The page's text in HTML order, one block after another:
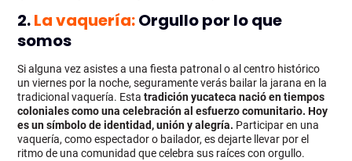
2.La vaquería:Orgullo por lo que
somos
Si alguna vez asistes a una fiesta patronal o al centro histórico
un viernes por la noche, seguramente verás bailar la jarana en la
tradicional vaquería. Estatradición yucateca nació en tiempos
coloniales como una celebración al esfuerzo comunitario. Hoy
es un símbolo de identidad, unión y alegría. Participar en una
vaquería, como espectador o bailador, es dejarte llevar por el
ritmo de una comunidad que celebra sus raíces con orgullo.